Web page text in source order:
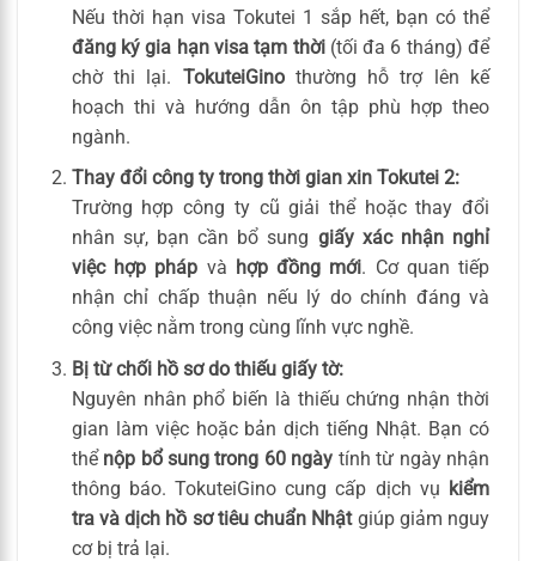
Nếu thời hạn visa Tokutei 1 sắp hết, bạn có thể
đăng ký gia hạn visa tạm thời(tối đa 6 tháng) để
chờ thi lại. TokuteiGinothường hỗ trợ lên kế
hoạch thi và hướng dẫn ôn tập phù hợp theo
ngành.
Thay đổi công ty trong thời gian xin Tokutei 2:
Trường hợp công ty cũ giải thể hoặc thay đổi
nhân sự, bạn cần bổ sung giấy xác nhận nghỉ
việc hợp pháp và hợp đồng mới. Cơ quan tiếp
nhận chỉ chấp thuận nếu lý do chính đáng và
công việc nằm trong cùng lĩnh vực nghề.
Bị từ chối hồ sơ do thiếu giấy tờ:
Nguyên nhân phổ biến là thiếu chứng nhận thời
gian làm việc hoặc bản dịch tiếng Nhật. Bạn có
thể nộp bổ sung trong 60 ngày tính từ ngày nhận
thông báo. TokuteiGino cung cấp dịch vụ kiểm
tra và dịch hồ sơ tiêu chuẩn Nhậtgiúp giảm nguy
cơ bị trả lại.